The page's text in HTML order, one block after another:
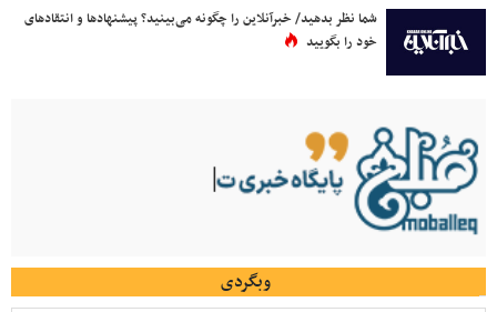
شما نظر بدهید/ خبرآنلاین را چگونه می‌بینید؟ پیشنهادها و انتقادهای
خود را بگویید
وبگردی